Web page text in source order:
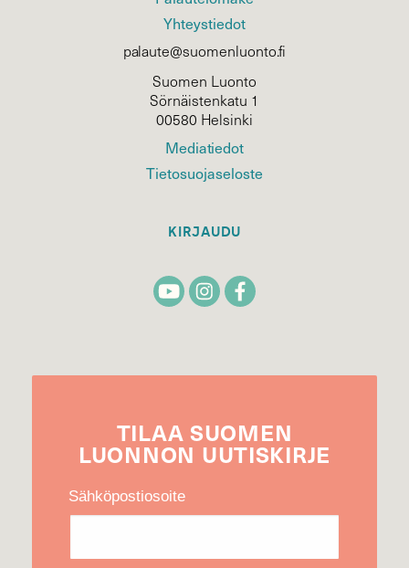
Yhteystiedot
palaute@suomenluonto.fi
Suomen Luonto
Sörnäistenkatu 1
00580 Helsinki
Mediatiedot
Tietosuojaseloste
KIRJAUDU
TILAA SUOMEN
LUONNON UUTIS­KIRJE
Sähköpostiosoite